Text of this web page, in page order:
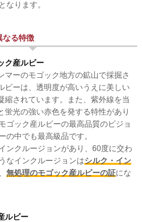
なります。
なる特徴
ク産ルビー
マーのモゴック地方の鉱山で採掘さ
ビーは、透明度が高いうえに美しい
縮されています。また、紫外線を当
蛍光の強い赤色を発する特性があり
ゴック産ルビーの最高品質のビジョ
の中でも最高級品です。
ンクルージョンがあり、60度に交わ
なインクルージョンはシルク・イン
無処理のモゴック産ルビーの証にな
ルビー